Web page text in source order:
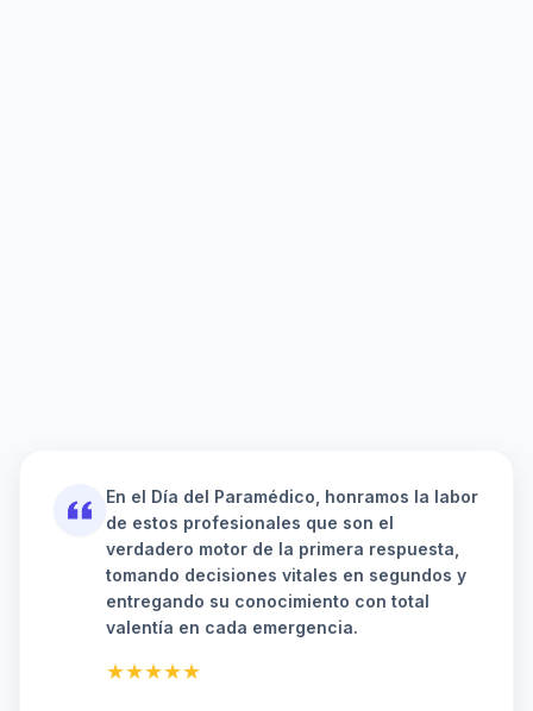
En el Día del Paramédico, honramos la labor
de estos profesionales que son el
verdadero motor de la primera respuesta,
tomando decisiones vitales en segundos y
entregando su conocimiento con total
valentía en cada emergencia.
★★★★★